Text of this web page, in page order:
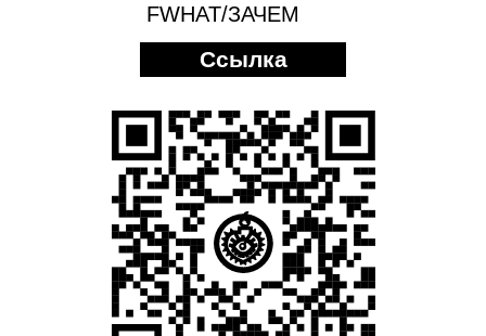
FWHAT/ЗАЧЕМ
Ссылка